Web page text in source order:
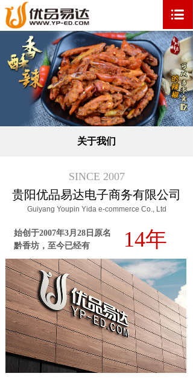
关于我们
SINCE 2007
贵阳优品易达电子商务有限公司
Guiyang Youpin Yida e-commerce Co., Ltd
始创于2007年3月28日原名
黔香坊，至今已经有
14年